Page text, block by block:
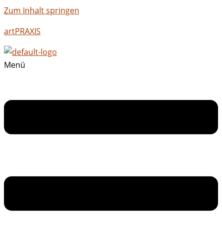
Zum Inhalt springen
artPRAXIS
Menü